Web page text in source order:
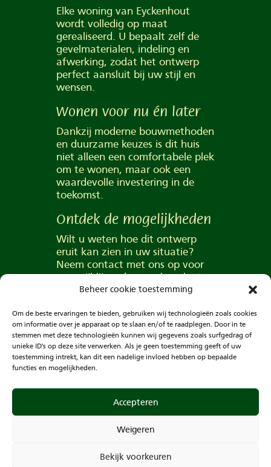
Beheer cookie toestemming
Om de beste ervaringen te bieden, gebruiken wij technologieën zoals cookies
om informatie over je apparaat op te slaan en/of te raadplegen. Door in te
stemmen met deze technologieën kunnen wij gegevens zoals surfgedrag of
unieke ID's op deze site verwerken. Als je geen toestemming geeft of uw
toestemming intrekt, kan dit een nadelige invloed hebben op bepaalde
functies en mogelijkheden.
Accepteren
Weigeren
Bekijk voorkeuren
Elke woning van Eyckenhout
wordt volledig op maat
gerealiseerd. U bepaalt zelf de
gevelmaterialen, indeling en
afwerking, zodat het ontwerp
perfect aansluit bij uw stijl en
wensen.
Wonen voor nu én later
Dankzij moderne bouwmethoden
en duurzame keuzes is dit huis
niet alleen een comfortabele plek
om te wonen, maar ook een
waardevolle investering in de
toekomst.
Ontdek de mogelijkheden
Wilt u weten hoe dit ontwerp
eruit kan zien in uw situatie?
Neem contact met ons op voor
een vrijblijvend gesprek en laat u
inspireren door de
Volgende bericht
Vorige Bericht